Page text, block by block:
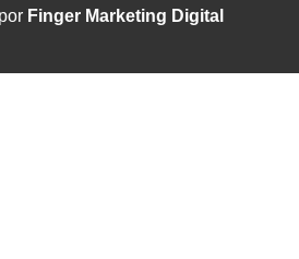
Finger Marketing Digital